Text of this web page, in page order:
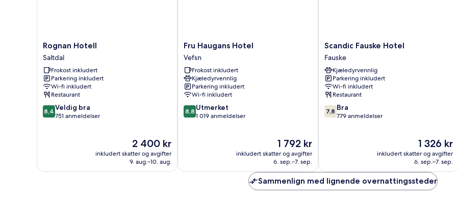
Rognan
Hotell
Saltdal
Rognan Hotell
Saltdal
Frokost inkludert
Parkering inkludert
Wi-fi inkludert
Restaurant
8.4
av
8,4 Veldig bra
751 anmeldelser
Prisen
er
2 400 kr
2 400 kr
inkludert skatter og avgifter
9. aug.–10. aug.
Fru
Haugans
Hotel
Vefsn
Fru Haugans Hotel
Vefsn
Frokost inkludert
Kjæledyrvennlig
Parkering inkludert
Wi-fi inkludert
8.8
av
8,8 Utmerket
1 019 anmeldelser
Prisen
er
1 792 kr
1 792 kr
inkludert skatter og avgifter
6. sep.–7. sep.
Scandic
Fauske
Hotel
Fauske
Scandic Fauske Hotel
Fauske
Kjæledyrvennlig
Parkering inkludert
Wi-fi inkludert
Restaurant
7.8
av
7,8 Bra
779 anmeldelser
Prisen
er
1 326 kr
1 326 kr
inkludert skatter og avgifter
6. sep.–7. sep.
Sammenlign med lignende overnattingssteder